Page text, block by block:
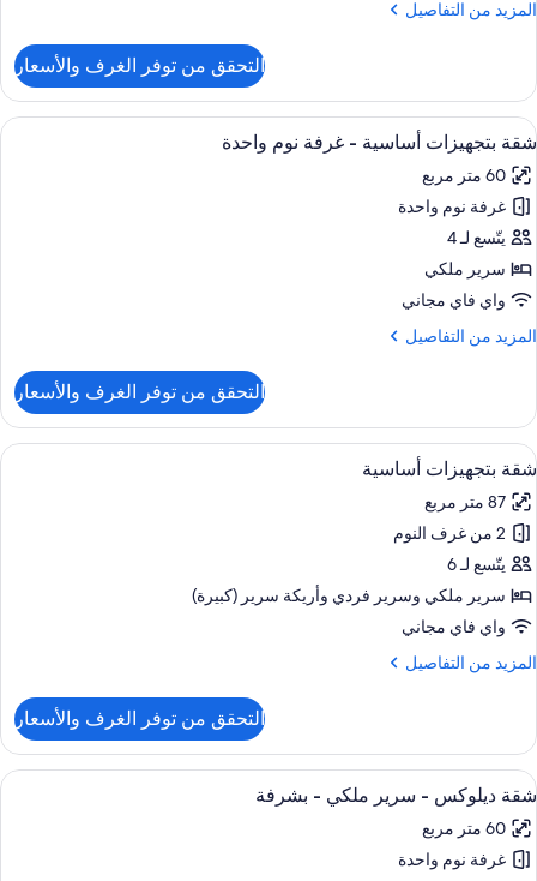
سرير
أريكة
سرير
المزيد من التفاصيل
المزيد
شقة
إستديو
بتجهيزات
سرير
ملكي
مع
أريكة
سرير
التحقق من توفر الغرف والأسعار
استعراض
جميع
صور
شقة
بتجهيزات
أساسية
-
غرفة
نوم
أغطية فراش متميزة وخزنة داخل
11
شقة بتجهيزات أساسية - غرفة نوم واحدة
60 متر مربع
غرفة نوم واحدة
يتّسع لـ 4
سرير ملكي
واي فاي مجاني
المزيد من التفاصيل
المزيد
شقة
بتجهيزات
أساسية
غرفة
نوم
واحدة
التحقق من توفر الغرف والأسعار
استعراض
جميع
صور
شقة
بتجهيزات
أساسية
أغطية فراش متميزة وخزنة داخل
11
شقة بتجهيزات أساسية
87 متر مربع
2 من غرف النوم
يتّسع لـ 6
سرير ملكي‫‬ وسرير فردي‫‬ وأريكة سرير (كبيرة)
واي فاي مجاني
المزيد من التفاصيل
المزيد
شقة
بتجهيزات
أساسية
التحقق من توفر الغرف والأسعار
استعراض
جميع
صور
شقة
أغطية فراش متميزة وخزنة داخل
5
شقة ديلوكس - سرير ملكي - بشرفة
60 متر مربع
غرفة نوم واحدة